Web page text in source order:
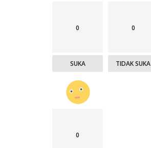
0
SUKA
0
TIDAK SUKA
0